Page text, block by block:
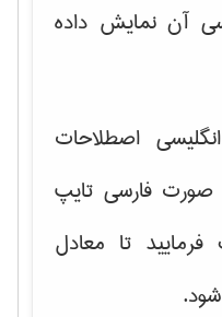
آن نمایش داده
اصطلاحات
فارسی تایپ
تا معادل